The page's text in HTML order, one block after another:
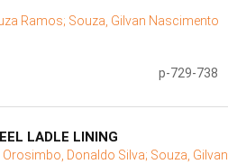
Ramos; Souza, Gilvan Nascimento
p-729-738
LADLE LINING
Orosimbo, Donaldo Silva; Souza, Gilvan